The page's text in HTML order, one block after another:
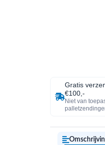
Gratis
€100,-
Niet van